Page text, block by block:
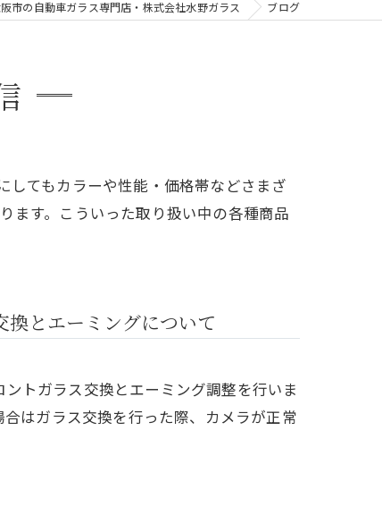
市の自動車ガラス専門店・株式会社水野ガラス ブログ
してもカラーや性能・価格帯などさまざ
ます。こういった取り扱い中の各種商品
換とエーミングについて
トガラス交換とエーミング調整を行いま
はガラス交換を行った際、カメラが正常